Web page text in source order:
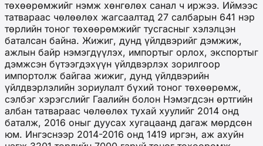
төхөөрөмжийг нэмж хөнгөлөх санал ч иржээ. Иймээс
татвараас чөлөөлөх жагсаалтад 27 салбарын 641 нэр
төрлийн тоног төхөөрөмжийг тусгасныг хэлэлцэн
баталсан байна. Жижиг, дунд үйлдвэрийг дэмжиж,
ажлын байр нэмэгдүүлэх, импортыг орлох, экспортыг
дэмжсэн бүтээгдэхүүн үйлдвэрлэх зорилгоор
импортолж байгаа жижиг, дунд үйлдвэрийн
үйлдвэрлэлийн зориулалт бүхий тоног төхөөрөмж,
сэлбэг хэрэгслийг Гаалийн болон Нэмэгдсэн өртгийн
албан татвараас чөлөөлөх тухай хуулийг 2014 онд
баталж, 2016 оныг дуусах хугацаанд дагаж мөрдсөн
юм. Ингэснээр 2014-2016 онд 1419 иргэн, аж ахуйн